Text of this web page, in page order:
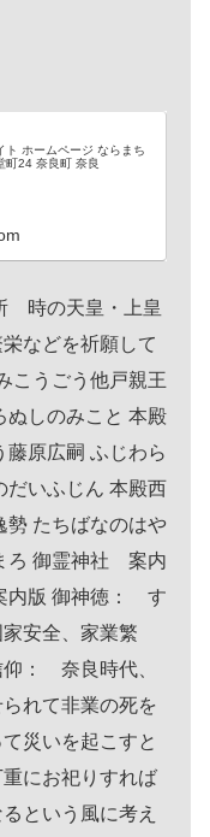
ト ホームページ ならまち
町24 奈良町 奈良
時の天皇・上皇
などを祈願して
こうごう他戸親王
ぬしのみこと 本殿
原広嗣 ふじわら
だいふじん 本殿西
勢 たちばなのはや
ろ 御霊神社 案内
内版 御神徳： す
安全、家業繁
： 奈良時代、
れて非業の死を
災いを起こすと
にお祀りすれば
という風に考え